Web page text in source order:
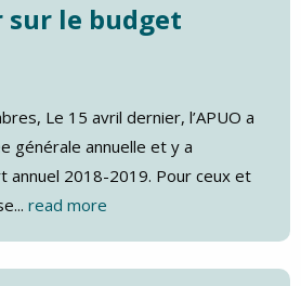
sur le budget
Le 15 avril dernier, l’APUO a
générale annuelle et y a
annuel 2018-2019. Pour ceux et
read more